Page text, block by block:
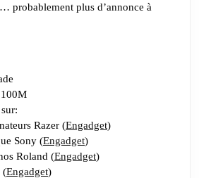
probablement plus d’annonce à
Razer (Engadget)
Sony (Engadget)
Roland (Engadget)
(Engadget)